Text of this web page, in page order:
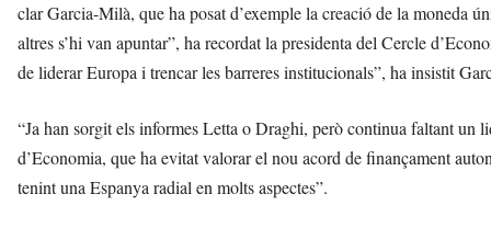
clar Garcia-Milà, que ha posat d’exemple la creació de la moneda
altres s’hi van apuntar”, ha recordat la presidenta del Cercle
de liderar Europa i trencar les barreres institucionals”, ha insistit
“Ja han sorgit els informes Letta o Draghi, però continua faltant un
d’Economia, que ha evitat valorar el nou acord de finançament
tenint una Espanya radial en molts aspectes”.